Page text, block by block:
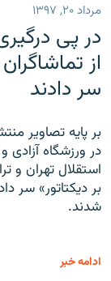
مرداد ۲۰, ۱۳۹۷
در پی
از
سر دادند
بر پایه تصاویر
در ورزشگاه آزادی
استقلال تهران و
بر دیکتاتور» سر
شدند.
ادامه خبر